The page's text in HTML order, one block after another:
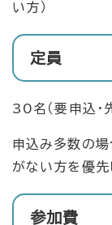
い方）
定員
30名（要申込・
申込み多数の場
がない方を優先
参加費